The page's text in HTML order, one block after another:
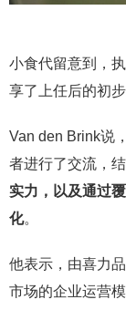
小食代留意到，
享了上任后的初步
Van den Brink说
者进行了交流，
实力，以及通过
化。
他表示，由喜力
市场的企业运营